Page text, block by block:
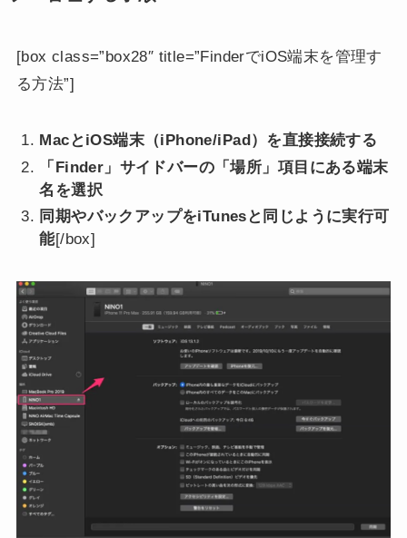
[box class=”box28″ title=”FinderでiOS端末を管理す
る方法”]
MacとiOS端末（iPhone/iPad）を直接接続する
「Finder」サイドバーの「場所」項目にある端末
名を選択
同期やバックアップをiTunesと同じように実行可
能[/box]